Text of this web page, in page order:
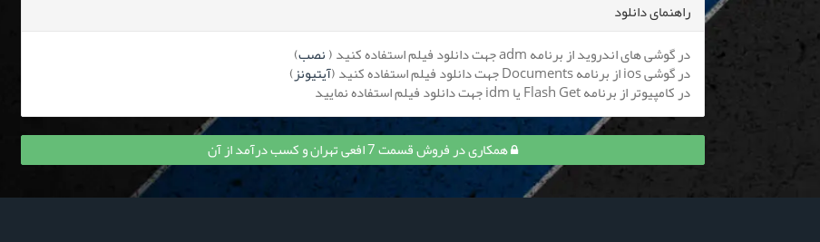
راهنمای دانلود
در گوشی های اندروید از برنامه adm جهت دانلود فیلم استفاده کنید (
نصب)
در گوشی ios از برنامه Documents جهت دانلود فیلم استفاده کنید ( آیتیونز)
در کامپیوتر از برنامه Flash Get یا idm جهت دانلود فیلم استفاده نمایید
همکاری در فروش قسمت 7 افعی تهران و کسب درآمد از آن